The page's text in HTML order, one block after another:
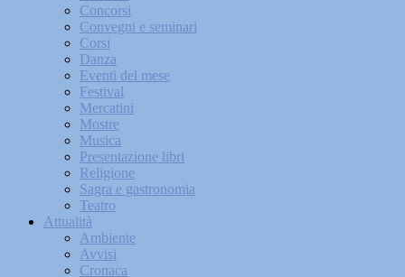
Concorsi
Convegni e seminari
Corsi
Danza
Eventi del mese
Festival
Mercatini
Mostre
Musica
Presentazione libri
Religione
Sagra e gastronomia
Teatro
Attualità
Ambiente
Avvisi
Cronaca